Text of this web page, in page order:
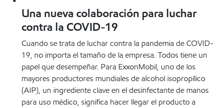
Una nueva colaboración para luchar
contra la COVID-19
Cuando se trata de luchar contra la pandemia de COVID-
19, no importa el tamaño de la empresa. Todos tiene un
papel que desempeñar. Para ExxonMobil, uno de los
mayores productores mundiales de alcohol isopropílico
(AIP), un ingrediente clave en el desinfectante de manos
para uso médico, significa hacer llegar el producto a